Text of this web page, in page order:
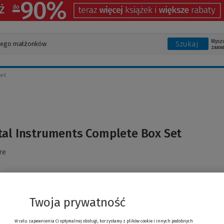
Szukaj
Instruments Complete Box Set
Twoja prywatność
W celu zapewnienia Ci optymalnej obsługi, korzystamy z plików cookie i innych podobnych